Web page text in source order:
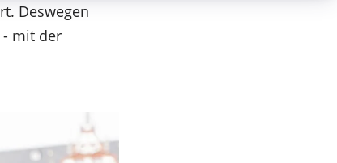
Deswegen
- mit der